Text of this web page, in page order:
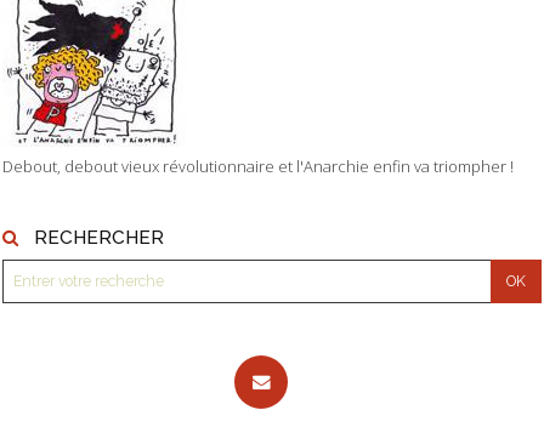
Debout, debout vieux révolutionnaire et l'Anarchie enfin va triompher !
RECHERCHER